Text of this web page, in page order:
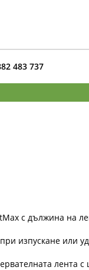
483 737
с дължина на
изпускане или
лента